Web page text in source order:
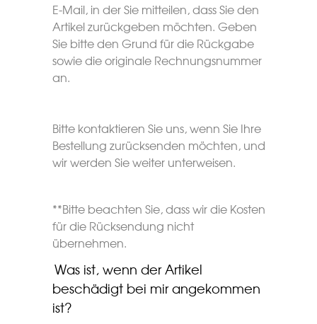
E-Mail, in der Sie mitteilen, dass Sie den
Artikel zurückgeben möchten. Geben
Sie bitte den Grund für die Rückgabe
sowie die originale Rechnungsnummer
an.
Bitte kontaktieren Sie uns, wenn Sie Ihre
Bestellung zurücksenden möchten, und
wir werden Sie weiter unterweisen.
**Bitte beachten Sie, dass wir die Kosten
für die Rücksendung nicht
übernehmen.
Was ist, wenn der Artikel
beschädigt bei mir angekommen
ist?